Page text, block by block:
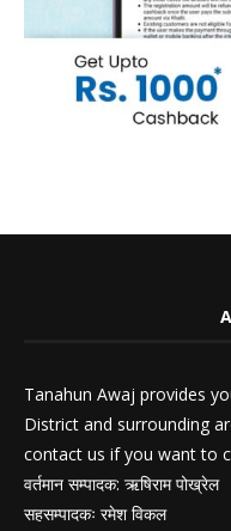
Tanahun Awaj provides
District and surrounding
contact us if you want to
वर्तमान सम्पादक: ऋषिराम पोख्रेल
सहसम्पादकः रमेश विकल